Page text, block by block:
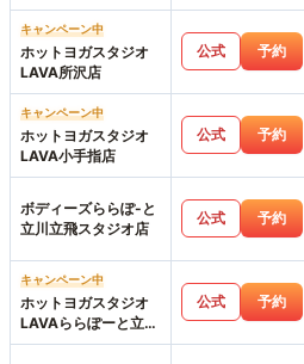
キャンペーン中
ホットヨガスタジオ
LAVA所沢店
公式 予約
キャンペーン中
ホットヨガスタジオ
LAVA小手指店
公式 予約
ボディーズららぽ-と
立川立飛スタジオ店
公式 予約
キャンペーン中
ホットヨガスタジオ
LAVAららぽーと立川
立飛店
公式 予約